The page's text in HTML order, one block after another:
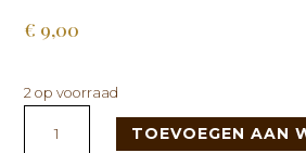
€ 9,00
2 op voorraad
Ylang
TOEVOEGEN AAN